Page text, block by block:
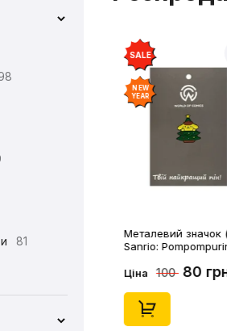
73
1
81
SALE
NEW
YEAR
Металевий значок
Sanrio:
Ціна 100 80